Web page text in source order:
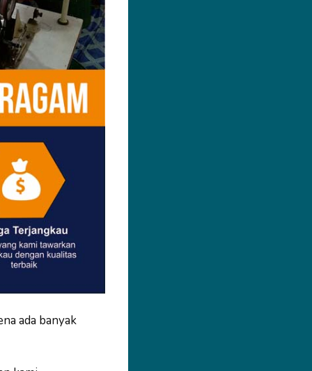
ada banyak